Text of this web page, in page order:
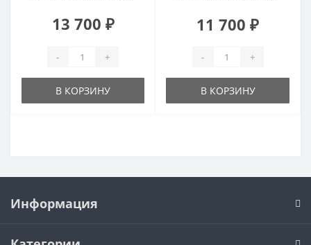
13 700 ₽
- +
В КОРЗИНУ
11 700 ₽
- +
В КОРЗИНУ
Информация